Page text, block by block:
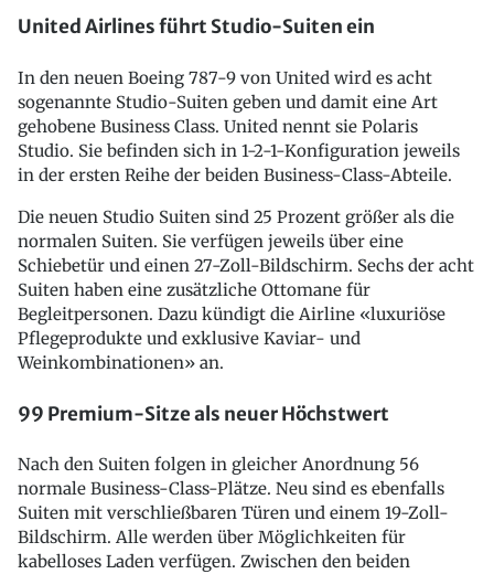
United Airlines führt Studio-Suiten ein
In den neuen Boeing 787-9 von United wird es acht
sogenannte Studio-Suiten geben und damit eine Art
gehobene Business Class. United nennt sie Polaris
Studio. Sie befinden sich in 1-2-1-Konfiguration jeweils
in der ersten Reihe der beiden Business-Class-Abteile.
Die neuen Studio Suiten sind 25 Prozent größer als die
normalen Suiten. Sie verfügen jeweils über eine
Schiebetür und einen 27-Zoll-Bildschirm. Sechs der acht
Suiten haben eine zusätzliche Ottomane für
Begleitpersonen. Dazu kündigt die Airline «luxuriöse
Pflegeprodukte und exklusive Kaviar- und
Weinkombinationen» an.
99 Premium-Sitze als neuer Höchstwert
Nach den Suiten folgen in gleicher Anordnung 56
normale Business-Class-Plätze. Neu sind es ebenfalls
Suiten mit verschließbaren Türen und einem 19-Zoll-
Bildschirm. Alle werden über Möglichkeiten für
kabelloses Laden verfügen. Zwischen den beiden